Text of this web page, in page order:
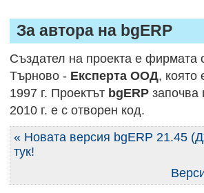
За автора на bgERP
Създател на проекта е фирмата
Търново - Експерта ООД, която
1997 г. Проектът bgERPзапочва
2010 г. е с отворен код.
« Новата версия bgERP 21.45
тук!